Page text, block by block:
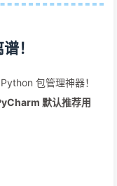
！
包管理神器！
默认推荐用